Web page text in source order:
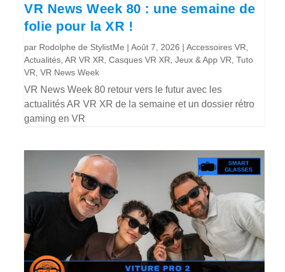
VR News Week 80 : une semaine de
folie pour la XR !
par Rodolphe de StylistMe |Août 7, 2026 |Accessoires VR
Actualités ,AR VR XR ,Casques VR XR ,Jeux & App VR ,Tuto
VR ,VR News Week
VR News Week 80 retour vers le futur avec les
actualités AR VR XR de la semaine et un dossier rétro
gaming en VR